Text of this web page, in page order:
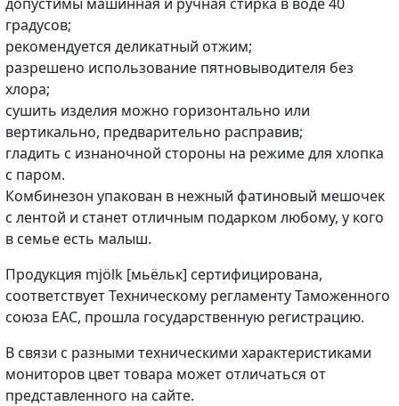
градусов;
рекомендуется деликатный отжим;
разрешено использование пятновыводителя без
хлора;
сушить изделия можно горизонтально или
вертикально, предварительно расправив;
гладить с изнаночной стороны на режиме для хлопка
с паром.
Комбинезон упакован в нежный фатиновый мешочек
с лентой и станет отличным подарком любому, у кого
в семье есть малыш.
Продукция mjölk [мьёльк] сертифицирована,
соответствует Техническому регламенту Таможенного
союза EAC, прошла государственную регистрацию.
В связи с разными техническими характеристиками
мониторов цвет товара может отличаться от
представленного на сайте.